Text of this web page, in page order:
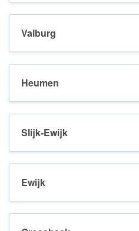
Valburg
Heumen
Slijk-Ewijk
Ewijk